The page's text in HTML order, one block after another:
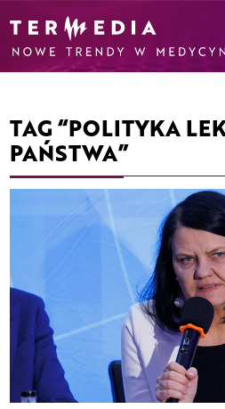
TAG “POLITYKA
PAŃSTWA”